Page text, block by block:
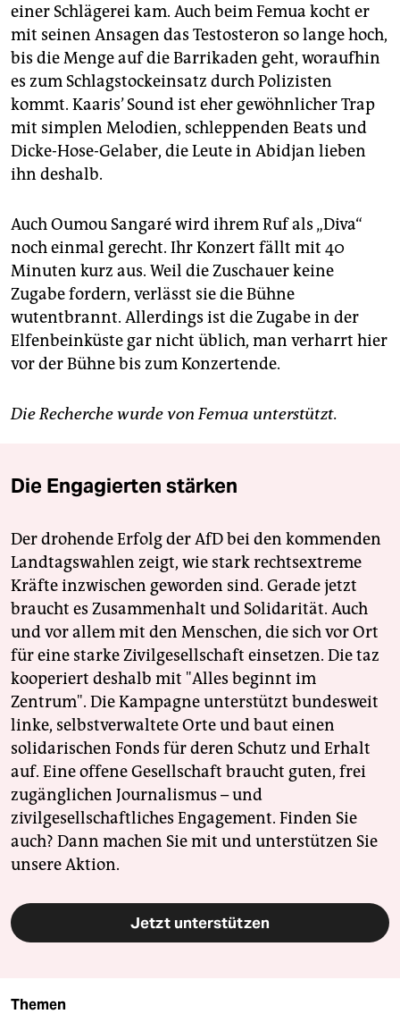
einer Schlägerei kam. Auch beim Femua kocht er
mit seinen Ansagen das Testosteron so lange hoch,
bis die Menge auf die Barrikaden geht, woraufhin
es zum Schlagstockeinsatz durch Polizisten
kommt. Kaaris’ Sound ist eher gewöhnlicher Trap
mit simplen Melodien, schleppenden Beats und
Dicke-Hose-Gelaber, die Leute in Abidjan lieben
ihn deshalb.
Auch Oumou Sangaré wird ihrem Ruf als „Diva“
noch einmal gerecht. Ihr Konzert fällt mit 40
Minuten kurz aus. Weil die Zuschauer keine
Zugabe fordern, verlässt sie die Bühne
wutentbrannt. Allerdings ist die Zugabe in der
Elfenbeinküste gar nicht üblich, man verharrt hier
vor der Bühne bis zum Konzert­ende.
Die Recherche wurde von Femua unterstützt.
Die Engagierten stärken
Der drohende Erfolg der AfD bei den kommenden
Landtagswahlen zeigt, wie stark rechtsextreme
Kräfte inzwischen geworden sind. Gerade jetzt
braucht es Zusammenhalt und Solidarität. Auch
und vor allem mit den Menschen, die sich vor Ort
für eine starke Zivilgesellschaft einsetzen. Die taz
kooperiert deshalb mit "Alles beginnt im
Zentrum". Die Kampagne unterstützt bundesweit
linke, selbstverwaltete Orte und baut einen
solidarischen Fonds für deren Schutz und Erhalt
auf. Eine offene Gesellschaft braucht guten, frei
zugänglichen Journalismus – und
zivilgesellschaftliches Engagement. Finden Sie
auch? Dann machen Sie mit und unterstützen Sie
unsere Aktion.
Jetzt unterstützen
Themen